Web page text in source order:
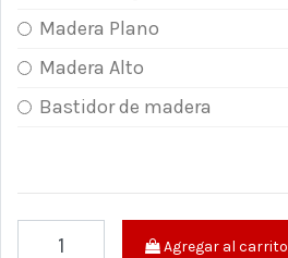
Madera Plano
Madera Alto
Bastidor de madera
Agregar al carrito